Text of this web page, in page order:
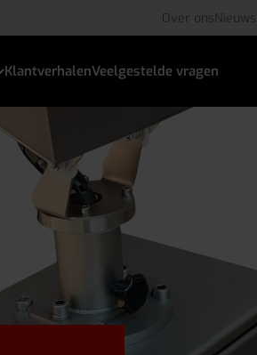
Over onsNieuws
KlantverhalenVeelgestelde vragen